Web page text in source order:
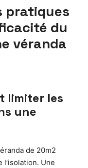
pratiques
du
véranda
limiter les
une
de 20m2
Une